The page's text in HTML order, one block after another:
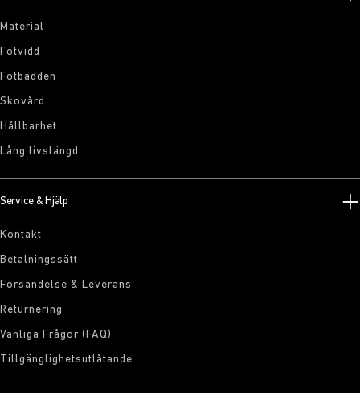
Material
Fotvidd
Fotbädden
Skovård
Hållbarhet
Lång livslängd
Service & Hjälp
Kontakt
Betalningssätt
Försändelse & Leverans
Returnering
Vanliga Frågor (FAQ)
Tillgänglighetsutlåtande